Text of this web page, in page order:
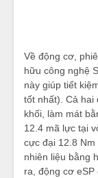
Về động cơ,
hữu công nghệ
này giúp tiết
tốt nhất). Cả hai
khối, làm mát
12.4 mã lực tại
cực đại 12.8
nhiên liệu bằng
ra, động cơ eSP